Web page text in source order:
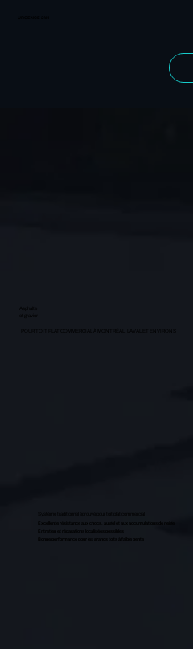
Système traditionnel éprouvé pour toit plat commercial
Excellente résistance aux chocs, au gel et aux accumulations de neige
Entretien et réparations localisées possibles
Bonne performance pour les grands toits à faible pente